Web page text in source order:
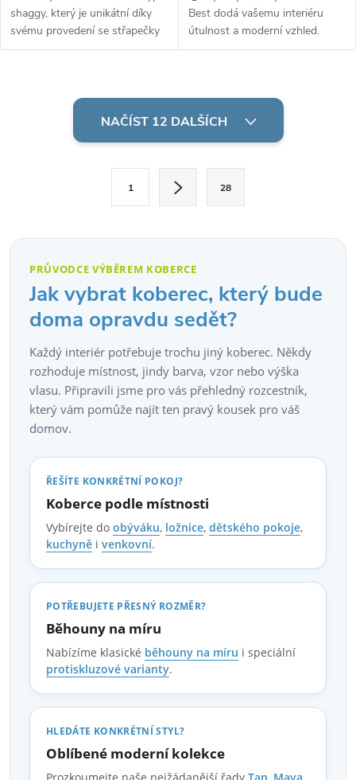
shaggy, který je unikátní díky
svému provedení se střapečky
po stranách. Jeho tloušťka je asi
Best dodá vašemu interiéru
útulnost a moderní vzhled.
Stylový doplněk za výhodnou
a
NAČÍST 12 DALŠÍCH
á
1 28
PRŮVODCE VÝBĚREM KOBERCE
Jak vybrat koberec, který bude
doma opravdu sedět?
Každý interiér potřebuje trochu jiný koberec. Někdy
rozhoduje místnost, jindy barva, vzor nebo výška
vlasu. Připravili jsme pro vás přehledný rozcestník,
který vám pomůže najít ten pravý kousek pro váš
domov.
ŘEŠÍTE KONKRÉTNÍ POKOJ?
Koberce podle místnosti
Vybírejte do obýváku, ložnice, dětského pokoje,
kuchyně i venkovní.
POTŘEBUJETE PŘESNÝ ROZMĚR?
Běhouny na míru
Nabízíme klasické běhouny na míru i speciální
protiskluzové varianty.
HLEDÁTE KONKRÉTNÍ STYL?
Oblíbené moderní kolekce